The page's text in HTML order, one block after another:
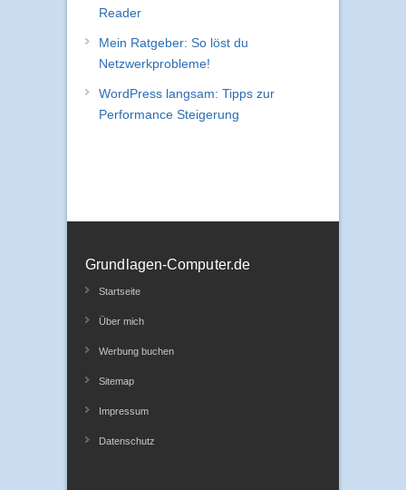
Reader
Mein Ratgeber: So löst du
Netzwerkprobleme!
WordPress langsam: Tipps zur
Performance Steigerung
Grundlagen-Computer.de
Startseite
Über mich
Werbung buchen
Sitemap
Impressum
Datenschutz